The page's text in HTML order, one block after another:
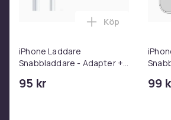
iPhone Laddare
Snabbladdare - Adapter +
C 2m
95 kr
Lägg till
Köp
99